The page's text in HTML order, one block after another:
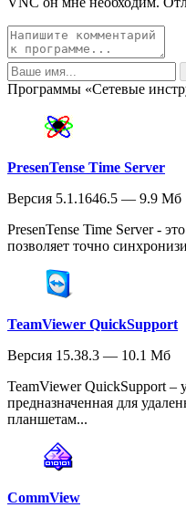
Программы «Сетевые
PresenTense Time Server
Версия 5.1.1646.5 — 9.9 Мб
PresenTense Time Server -
позволяет точно
TeamViewer QuickSupport
Версия 15.38.3 — 10.1 Мб
TeamViewer QuickSupport –
предназначенная для
планшетам...
CommView